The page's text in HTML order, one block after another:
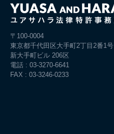
〒100-0004
東京都千代田区大手町2丁目2番1号
新大手町ビル 206区
電話 : 03-3270-6641
FAX : 03-3246-0233